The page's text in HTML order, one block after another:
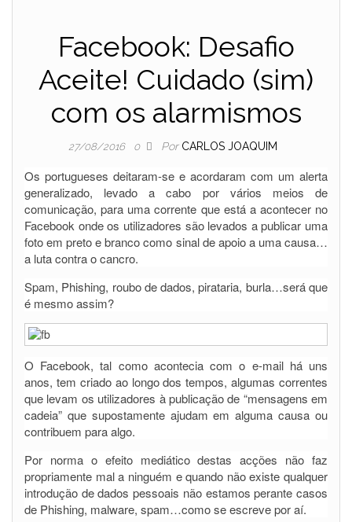
Facebook: Desafio
Aceite! Cuidado (sim)
com os alarmismos
27/08/2016 0 Por CARLOS JOAQUIM
Os portugueses deitaram-se e acordaram com um alerta
generalizado, levado a cabo por vários meios de
comunicação, para uma corrente que está a acontecer no
Facebook onde os utilizadores são levados a publicar uma
foto em preto e branco como sinal de apoio a uma causa…
a luta contra o cancro.
Spam, Phishing, roubo de dados, pirataria, burla…será que
é mesmo assim?
O Facebook, tal como acontecia com o e-mail há uns
anos, tem criado ao longo dos tempos, algumas correntes
que levam os utilizadores à publicação de “mensagens em
cadeia” que supostamente ajudam em alguma causa ou
contribuem para algo.
Por norma o efeito mediático destas acções não faz
propriamente mal a ninguém e quando não existe qualquer
introdução de dados pessoais não estamos perante casos
de Phishing, malware, spam…como se escreve por aí.